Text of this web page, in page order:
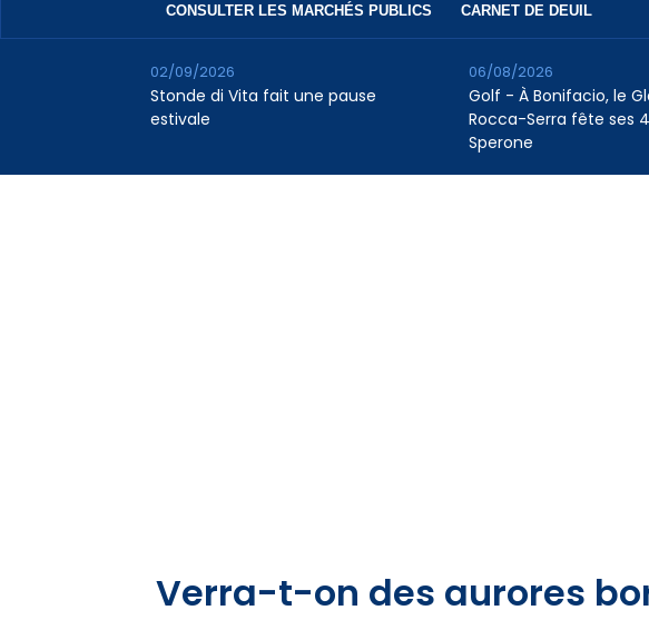
CONSULTER LES MARCHÉS PUBLICS CARNET DE DEUIL
Stonde di Vita fait une pause
estivale
02/09/2026
Golf - À Bonifacio, le
Rocca-Serra fête ses
Sperone
06/08/2026
Verra-t-on des aurores